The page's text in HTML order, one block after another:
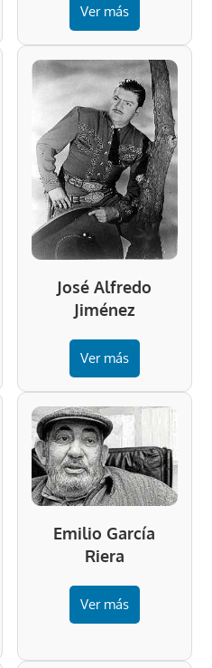
Ver más
José Alfredo
Jiménez
Ver más
Emilio García
Riera
Ver más